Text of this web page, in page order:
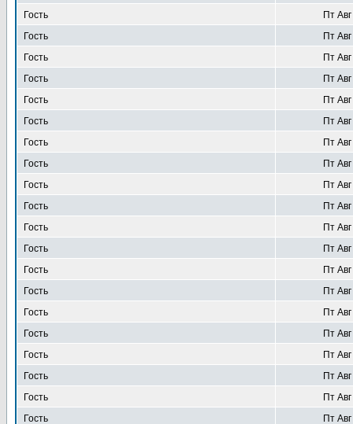
Гость
Пт
Гость
Пт
Гость
Пт
Гость
Пт
Гость
Пт
Гость
Пт
Гость
Пт
Гость
Пт
Гость
Пт
Гость
Пт
Гость
Пт
Гость
Пт
Гость
Пт
Гость
Пт
Гость
Пт
Гость
Пт
Гость
Пт
Гость
Пт
Гость
Пт
Гость
Пт